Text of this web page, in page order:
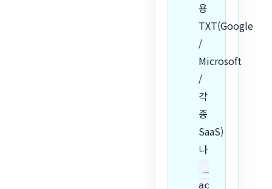
용
TXT(Google
/
Microsoft
/
각
종
SaaS)
나
ac